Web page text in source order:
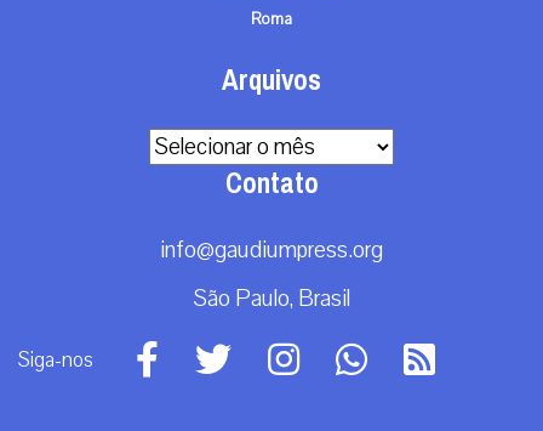
Roma
Arquivos
Arquivos
Contato
info@gaudiumpress.org
São Paulo, Brasil
Siga-nos